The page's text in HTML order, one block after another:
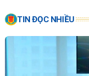
TIN ĐỌC NHIỀU